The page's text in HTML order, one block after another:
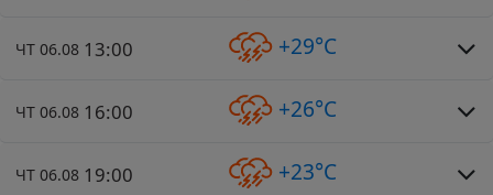
ЧТ 06.08 13:00 +29°C
ЧТ 06.08 16:00 +26°C
ЧТ 06.08 19:00 +23°C